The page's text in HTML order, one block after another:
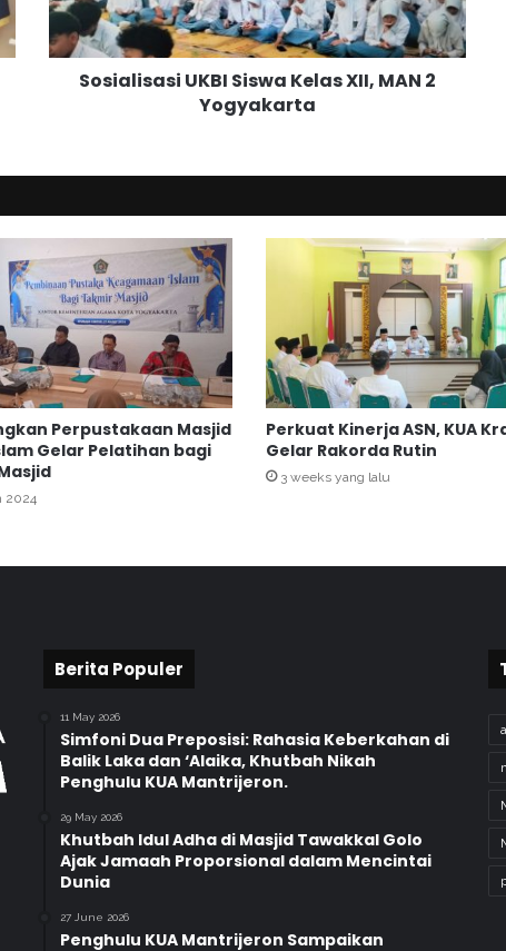
i
s
a
B
S
i
w
a
K
e
l
a
s
X
I
A
o
Sosialisasi UKBI Siswa Kelas XII, MAN 2
Yogyakarta
Perpustakaan Masjid
Gelar Pelatihan bagi
2024
Perkuat Kinerja ASN, KUA
Gelar Rakorda Rutin
3 weeks yang lalu
Berita Populer
11 May 2026
Simfoni Dua Preposisi: Rahasia Keberkahan di
Balik Laka dan ‘Alaika, Khutbah Nikah
Penghulu KUA Mantrijeron.
29 May 2026
Khutbah Idul Adha di Masjid Tawakkal Golo
Ajak Jamaah Proporsional dalam Mencintai
Dunia
27 June 2026
Penghulu KUA Mantrijeron Sampaikan